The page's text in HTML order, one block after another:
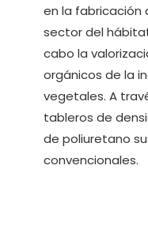
en la fabricación
sector del
cabo la
orgánicos de la
vegetales. A
tableros de
de poliuretano
convencionales.